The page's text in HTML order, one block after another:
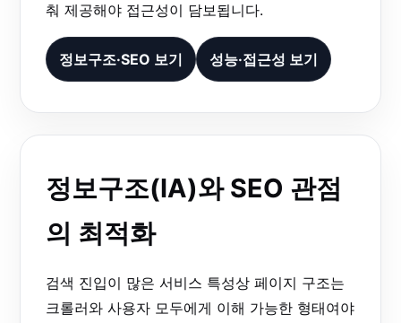
춰 제공해야 접근성이 담보됩니다.
정보구조·SEO 보기 성능·접근성 보기
정보구조(IA)와 SEO 관점
의 최적화
검색 진입이 많은 서비스 특성상 페이지 구조는
크롤러와 사용자 모두에게 이해 가능한 형태여야